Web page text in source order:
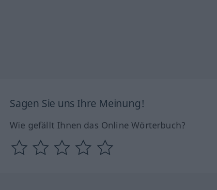
Sagen Sie uns Ihre Meinung!
Wie gefällt Ihnen das Online Wörterbuch?